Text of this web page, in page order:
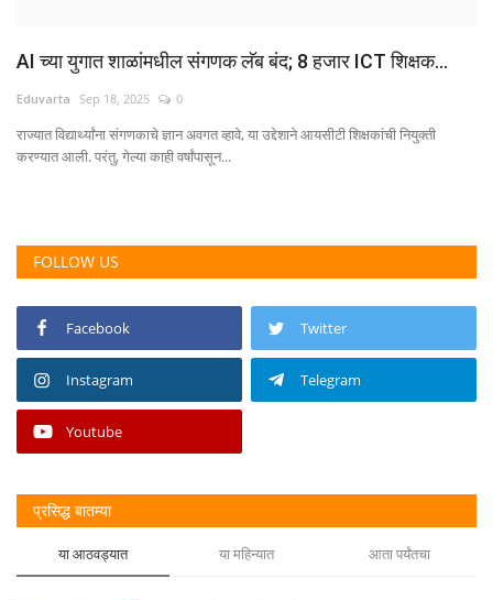
AI च्या युगात शाळांमधील संगणक लॅब बंद; 8 हजार ICT शिक्षक...
Eduvarta Sep 18, 2025 0
राज्यात विद्यार्थ्यांना संगणकाचे ज्ञान अवगत व्हावे, या उद्देशाने आयसीटी शिक्षकांची नियुक्ती
करण्यात आली. परंतु, गेल्या काही वर्षांपासून...
FOLLOW US
Facebook Twitter
Instagram Telegram
Youtube
प्रसिद्ध बातम्या
या आठवड्यात या महिन्यात आता पर्यंतचा